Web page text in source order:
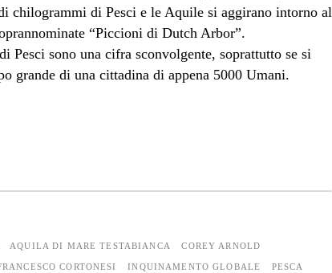
chilogrammi di Pesci e le Aquile si aggirano intorno al
“Piccioni di Dutch Arbor”.
sono una cifra sconvolgente, soprattutto se si
grande di una cittadina di appena 5000 Umani.
AQUILA DI MARE TESTABIANCA COREY ARNOLD
CORTONESI INQUINAMENTO GLOBALE PESCA